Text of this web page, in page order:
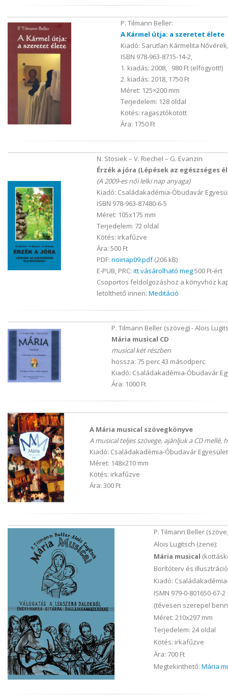
P. Tilmann Beller:
A Kármel útja: a szeretet élete
Kiadó: Sarutlan Kármelita
ISBN 978-963-8715-14-2,
1. kiadás: 2008, 980 Ft (elfogyott!)
2. kiadás: 2018, 1750 Ft
Méret: 125×200 mm
Terjedelem: 128 oldal
Kötés: ragasztókötött
Ára: 1750 Ft
N. Stosiek – V. Riechel – G. Evanzin
Érzék a jóra (Lépések az egészséges
(A 2009-es női lelki nap anyaga)
Kiadó: Családakadémia-Óbudavár
ISBN 978-963-87480-6-5
Méret: 105x175 mm
Terjedelem: 72 oldal
Kötés: irkafűzve
Ára: 500 Ft
PDF: noinap09.pdf(206 kB)
E-PUB, PRC: itt vásárolható meg500 Ft-ért
Csoportos feldolgozáshoz a könyvhöz
letölthető innen: Meditáció
P. Tilmann Beller (szöveg) - Alois
Mária musical CD
musical két részben
hossza: 75 perc 43 másodperc
Kiadó: Családakadémia-Óbudavár
Ára: 1000 Ft
A Mária musical szövegkönyve
A musical teljes szövege, ajánljuk a CD mellé,
Kiadó: Családakadémia-Óbudavár
Méret: 148x210 mm
Kötés: irkafűzve
Ára: 300 Ft
P. Tilmann Beller
Alois Lugitsch (zene):
Mária musical
Borítóterv és
Kiadó:
ISMN 979-0-801650-67-2
(tévesen szerepel
Méret: 210x297 mm
Terjedelem: 24 oldal
Kötés: irkafűzve
Ára: 700 Ft
Megtekinthető: Mária